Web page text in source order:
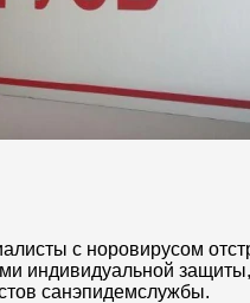
с норовирусом
индивидуальной
санэпидемслужбы.